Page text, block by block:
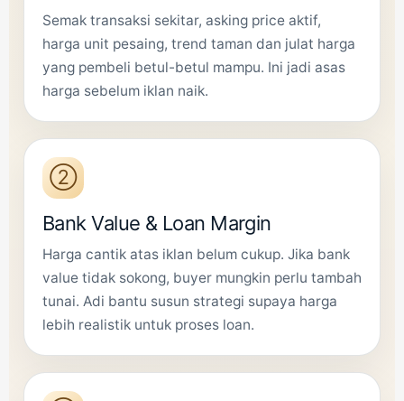
Semak transaksi sekitar, asking price aktif,
harga unit pesaing, trend taman dan julat harga
yang pembeli betul-betul mampu. Ini jadi asas
harga sebelum iklan naik.
②
Bank Value & Loan Margin
Harga cantik atas iklan belum cukup. Jika bank
value tidak sokong, buyer mungkin perlu tambah
tunai. Adi bantu susun strategi supaya harga
lebih realistik untuk proses loan.